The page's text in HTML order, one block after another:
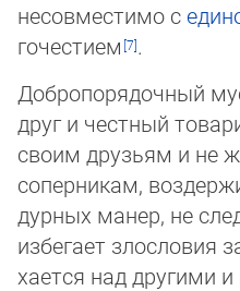
несовместимо с
гочестием
.
Добропорядочный
друг и честный
своим друзьям и не
соперникам,
дурных манер, не
избегает злословия
ха­ется над другими